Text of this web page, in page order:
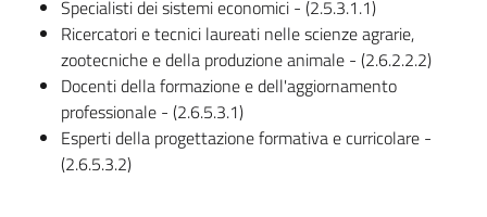
Specialisti dei sistemi economici - (2.5.3.1.1)
Ricercatori e tecnici laureati nelle scienze agrarie,
zootecniche e della produzione animale - (2.6.2.2.2)
Docenti della formazione e dell'aggiornamento
professionale - (2.6.5.3.1)
Esperti della progettazione formativa e curricolare -
(2.6.5.3.2)